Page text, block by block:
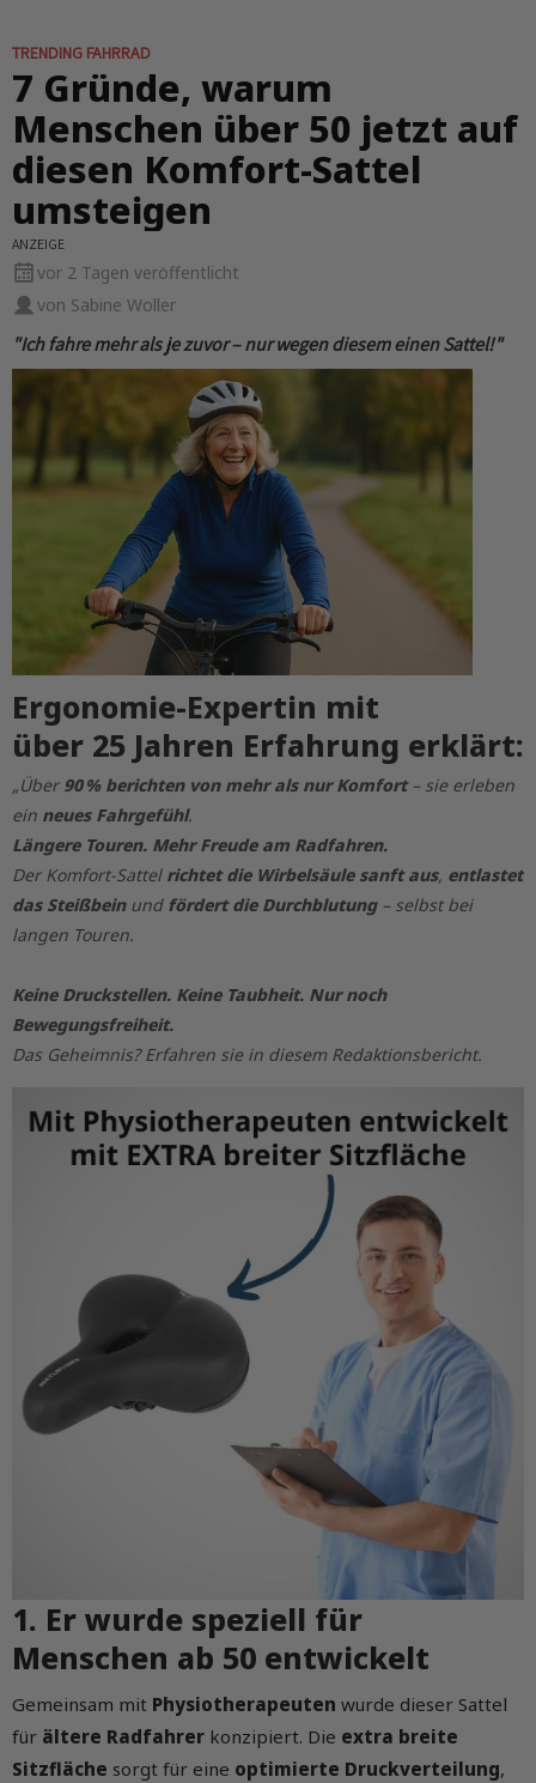
TRENDING FAHRRAD
7 Gründe, warum
Menschen über 50 jetzt auf
diesen Komfort-Sattel
umsteigen
ANZEIGE
vor 2 Tagen veröffentlicht
von Sabine Woller
"Ich fahre mehr als je zuvor – nur wegen diesem einen Sattel!"
Ergonomie-Expertin mit
über 25 Jahren Erfahrung erklärt:
„Über 90 % berichten von mehr als nur Komfort– sie erleben
ein neues Fahrgefühl.
Längere Touren. Mehr Freude am Radfahren.
Der Komfort-Sattel richtet die Wirbelsäule sanft aus, entlastet
das Steißbeinund fördert die Durchblutung– selbst bei
langen Touren.
Keine Druckstellen. Keine Taubheit. Nur noch
Bewegungsfreiheit.
Das Geheimnis? Erfahren sie in diesem Redaktionsbericht.
1. Er wurde speziell für
Menschen ab 50 entwickelt
Gemeinsam mit Physiotherapeuten wurde dieser Sattel
für ältere Radfahrer konzipiert. Die extra breite
Sitzfläche sorgt für eine optimierte Druckverteilung,